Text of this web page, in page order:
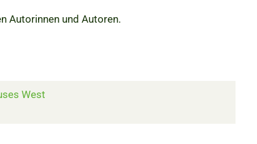
Autorinnen und Autoren.
West